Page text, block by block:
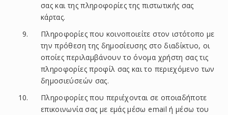
σας και της πληροφορίες της πιστωτικής σας
κάρτας.
Πληροφορίες που κοινοποιείτε στον ιστότοπο με
την πρόθεση της δημοσίευσης στο διαδίκτυο, οι
οποίες περιλαμβάνουν το όνομα χρήστη σας τις
πληροφορίες προφίλ σας και το περιεχόμενο των
δημοσιεύσεών σας.
Πληροφορίες που περιέχονται σε οποιαδήποτε
επικοινωνία σας με εμάς μέσω email ή μέσω του